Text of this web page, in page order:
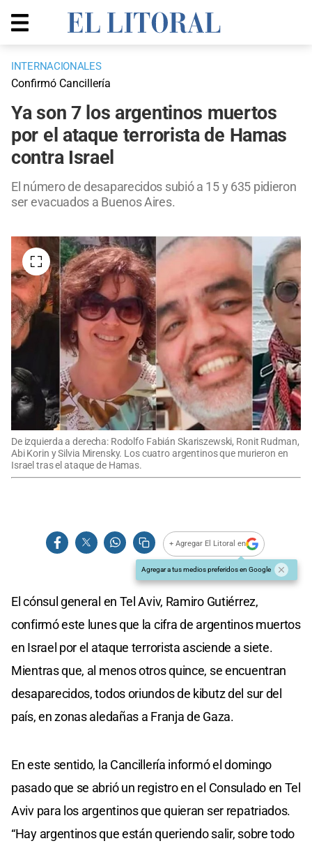
INTERNACIONALES
Confirmó Cancillería
Ya son 7 los argentinos muertos
por el ataque terrorista de Hamas
contra Israel
El número de desaparecidos subió a 15 y 635 pidieron
ser evacuados a Buenos Aires.
De izquierda a derecha: Rodolfo Fabián Skariszewski, Ronit Rudman,
Abi Korin y Silvia Mirensky. Los cuatro argentinos que murieron en
Israel tras el ataque de Hamas.
+ Agregar El Litoral en
Agregar a tus medios preferidos en Google
El cónsul general en Tel Aviv, Ramiro Gutiérrez,
confirmó este lunes que la cifra de argentinos muertos
en Israel por el ataque terrorista asciende a siete.
Mientras que, al menos otros quince, se encuentran
desaparecidos, todos oriundos de kibutz del sur del
país, en zonas aledañas a Franja de Gaza.
En este sentido, la Cancillería informó el domingo
pasado que se abrió un registro en el Consulado en Tel
Aviv para los argentinos que quieran ser repatriados.
“Hay argentinos que están queriendo salir, sobre todo